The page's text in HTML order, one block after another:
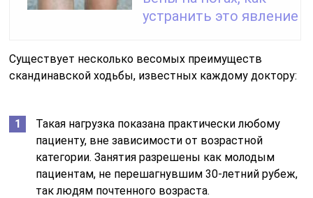
устранить это явление
Существует несколько весомых преимуществ
скандинавской ходьбы, известных каждому доктору:
Такая нагрузка показана практически любому
пациенту, вне зависимости от возрастной
категории. Занятия разрешены как молодым
пациентам, не перешагнувшим 30-летний рубеж,
так людям почтенного возраста.